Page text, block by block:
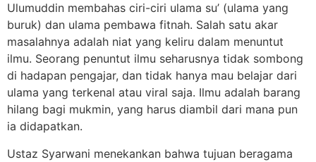
Ulumuddin membahas ciri-ciri ulama su’ (ulama yang
buruk) dan ulama pembawa fitnah. Salah satu akar
masalahnya adalah niat yang keliru dalam menuntut
ilmu. Seorang penuntut ilmu seharusnya tidak sombong
di hadapan pengajar, dan tidak hanya mau belajar dari
ulama yang terkenal atau viral saja. Ilmu adalah barang
hilang bagi mukmin, yang harus diambil dari mana pun
ia didapatkan.
Ustaz Syarwani menekankan bahwa tujuan beragama